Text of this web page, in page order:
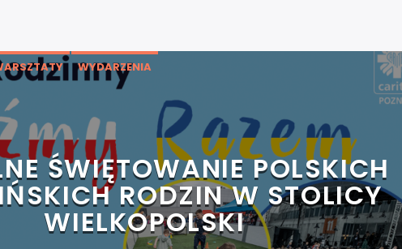
WYDARZENIA
ŚWIĘTOWANIE POLSKICH
RODZIN W STOLICY
WIELKOPOLSKI